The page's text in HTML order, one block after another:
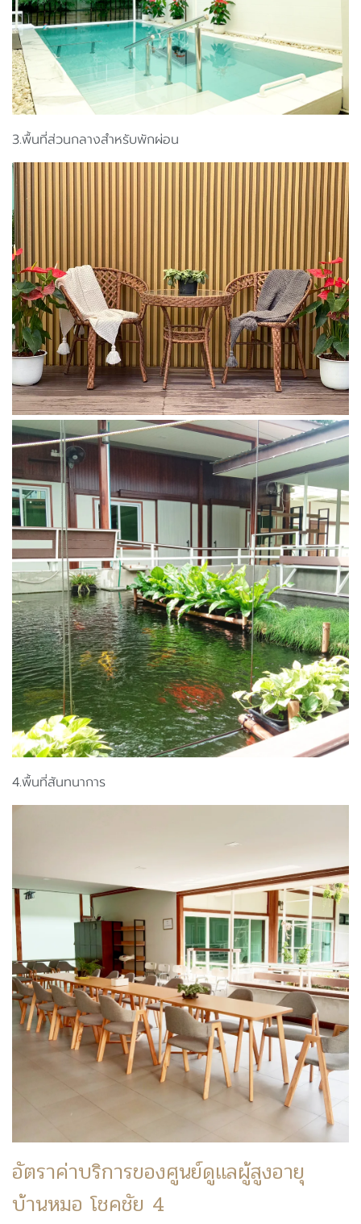
3.พื้นที่ส่วนกลางสำหรับพักผ่อน
4.พื้นที่สันทนาการ
อัตราค่าบริการของศูนย์ดูแลผู้สูงอายุ
บ้านหมอ โชคชัย 4